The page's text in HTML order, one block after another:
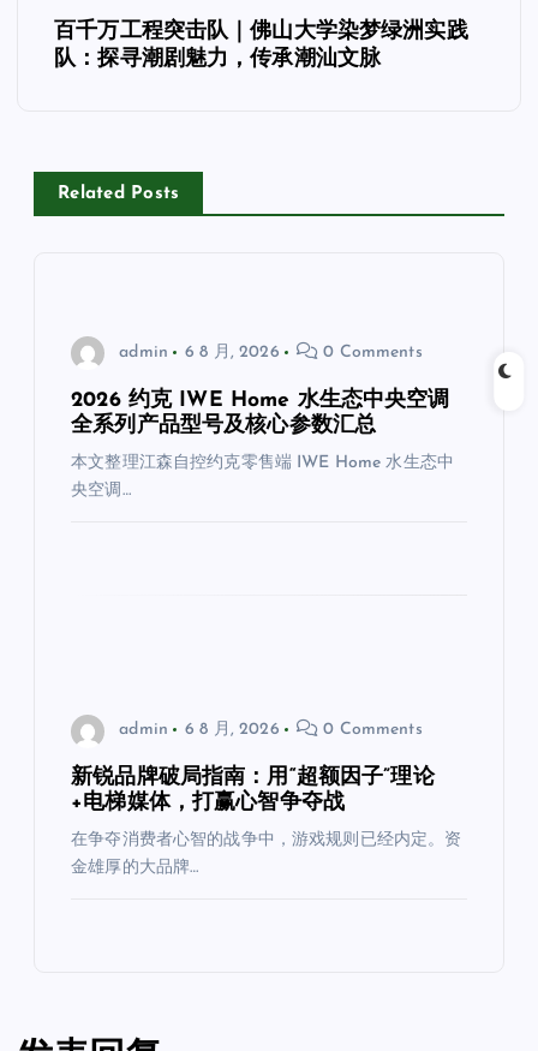
导
航
百千万工程突击队｜佛山大学染梦绿洲实践
队：探寻潮剧魅力，传承潮汕文脉
Related Posts
admin 6 8 月, 2026 0 Comments
2026 约克 IWE Home 水生态中央空调
全系列产品型号及核心参数汇总
本文整理江森自控约克零售端 IWE Home 水生态中
央空调…
admin 6 8 月, 2026 0 Comments
新锐品牌破局指南：用“超额因子”理论
+电梯媒体，打赢心智争夺战
在争夺消费者心智的战争中，游戏规则已经内定。资
金雄厚的大品牌…